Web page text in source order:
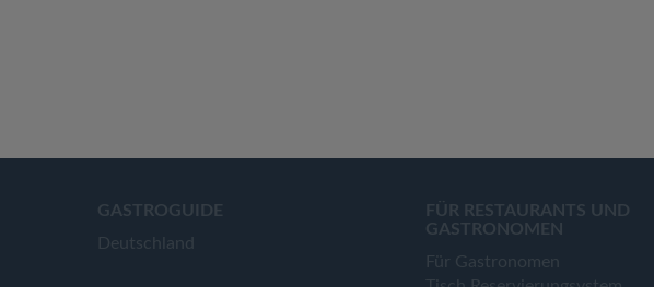
GASTROGUIDE
Deutschland
FÜR RESTAURANTS UND
GASTRONOMEN
Für Gastronomen